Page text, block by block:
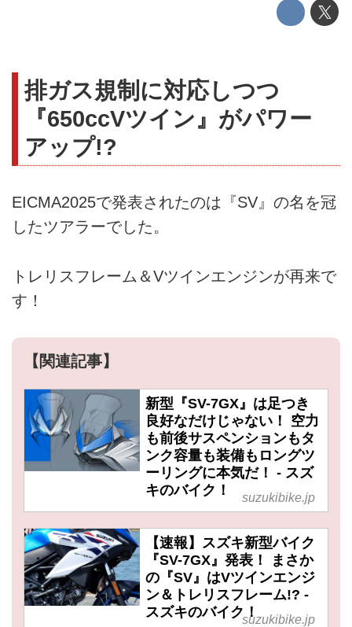
排ガス規制に対応しつつ
『650ccVツイン』がパワー
アップ!?
EICMA2025で発表されたのは『SV』の名を冠
したツアラーでした。
トレリスフレーム＆Vツインエンジンが再来で
す！
【関連記事】
新型『SV-7GX』は足つき
良好なだけじゃない！ 空力
も前後サスペンションもタ
ンク容量も装備もロングツ
ーリングに本気だ！ - スズ
キのバイク！
suzukibike.jp
【速報】スズキ新型バイク
『SV-7GX』発表！ まさか
の『SV』はVツインエンジ
ン＆トレリスフレーム!? -
スズキのバイク！suzukibike.jp